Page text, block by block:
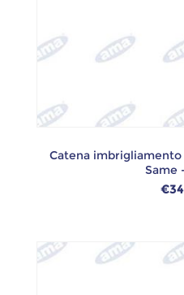
Catena imbrigliamento
Same